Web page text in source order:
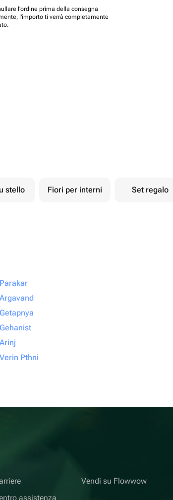
l'ordine prima della consegna
l'importo ti verrà completamente
stello Fiori per interni Set regalo
Parakar
Argavand
Getapnya
Gehanist
Arinj
Verin Pthni
assistenza
Vendi su Flowwow